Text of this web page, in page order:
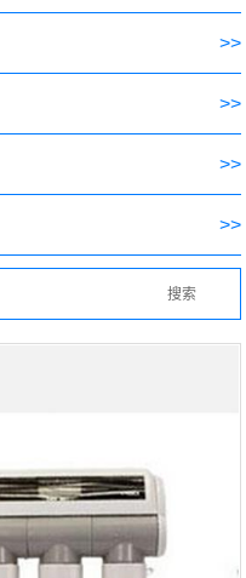
>>
>>
>>
>>